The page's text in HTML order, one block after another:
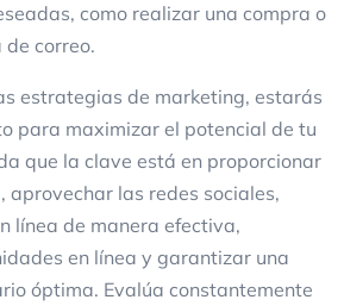
como realizar una compra o
correo.
estrategias de marketing, estarás
para maximizar el potencial de tu
que la clave está en proporcionar
aprovechar las redes sociales,
línea de manera efectiva,
en línea y garantizar una
óptima. Evalúa constantemente